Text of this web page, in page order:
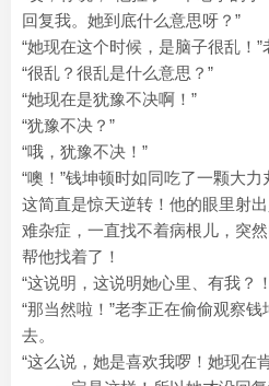
回复我。她到底什么意思呀？”
“她现在这个时候，是脑子很乱！”
“很乱？很乱是什么意思？”
“她现在是犹豫不决啊！”
“犹豫不决？”
“哦，犹豫不决！”
“噢！”钱坤顿时如同吃了一颗大力
这简直是惊天逆转！他的眼里射
难杂症，一直找不着病根儿，突
帮他找着了！
“这说明，这说明她心里、有我？
“那当然啦！”老李正在偷偷观察
去。
“这么说，她是喜欢我啰！她现在